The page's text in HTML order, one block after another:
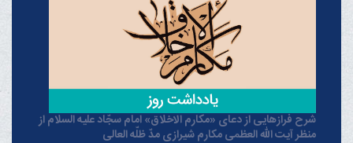
شرح فرازهایی از دعای «مکارم الاخلاق» امام سجّاد علیه السلام از
منظر آیت الله العظمی مکارم شیرازی مدّ ظلّه العالی